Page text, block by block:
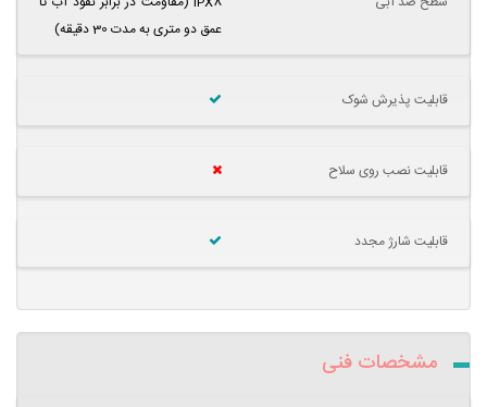
عمق دو متری به مدت 30 دقیقه)
قابلیت پذیرش شوک
قابلیت نصب روی سلاح
قابلیت شارژ مجدد
مشخصات فنی